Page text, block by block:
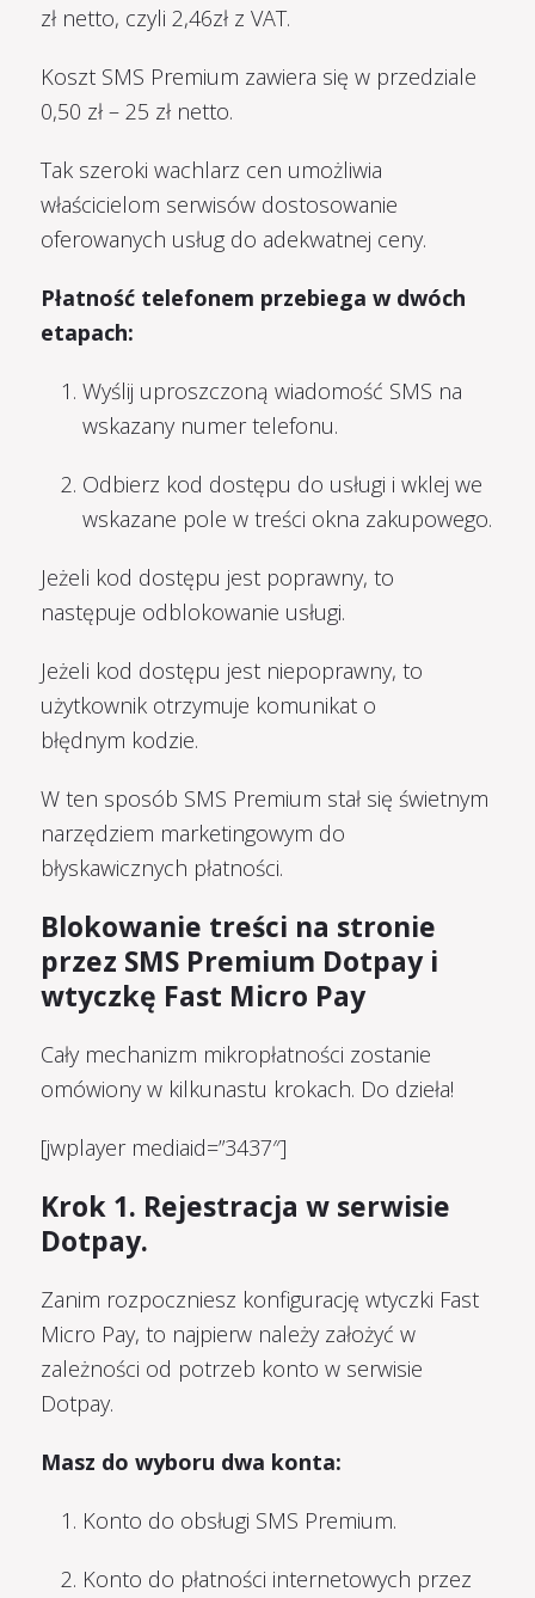
zł netto, czyli 2,46zł z VAT.
Koszt SMS Premium zawiera się w przedziale
0,50 zł – 25 zł netto.
Tak szeroki wachlarz cen umożliwia
właścicielom serwisów dostosowanie
oferowanych usług do adekwatnej ceny.
Płatność telefonem przebiega w dwóch
etapach:
Wyślij uproszczoną wiadomość SMS na
wskazany numer telefonu.
Odbierz kod dostępu do usługi i wklej we
wskazane pole w treści okna zakupowego.
Jeżeli kod dostępu jest poprawny, to
następuje odblokowanie usługi.
Jeżeli kod dostępu jest niepoprawny, to
użytkownik otrzymuje komunikat o
błędnym kodzie.
W ten sposób SMS Premium stał się świetnym
narzędziem marketingowym do
błyskawicznych płatności.
Blokowanie treści na stronie
przez SMS Premium Dotpay i
wtyczkę Fast Micro Pay
Cały mechanizm mikropłatności zostanie
omówiony w kilkunastu krokach. Do dzieła!
[jwplayer mediaid=”3437″]
Krok 1. Rejestracja w serwisie
Dotpay.
Zanim rozpoczniesz konfigurację wtyczki Fast
Micro Pay, to najpierw należy założyć w
zależności od potrzeb konto w serwisie
Dotpay.
Masz do wyboru dwa konta:
Konto do obsługi SMS Premium.
Konto do płatności internetowych przez